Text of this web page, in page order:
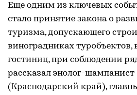
Еще одним из ключевых
стало принятие закона о
туризма, допускающего
виноградниках туробъектов,
гостиниц, при соблюдении
рассказал энолог-шампанист
(Краснодарский край),